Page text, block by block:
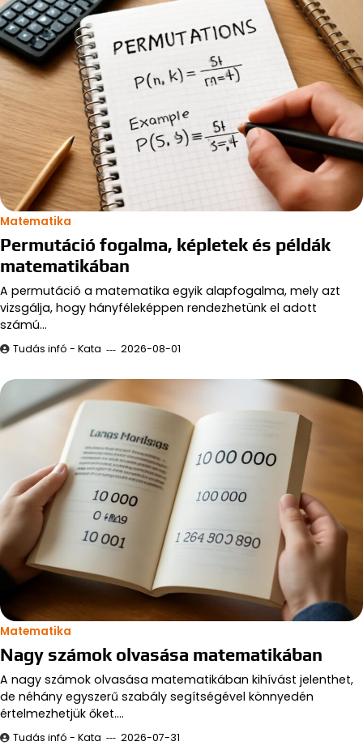
Matematika
Permutáció fogalma, képletek és példák
matematikában
A permutáció a matematika egyik alapfogalma, mely azt
vizsgálja, hogy hányféleképpen rendezhetünk el adott
számú…
Tudás infó - Kata 2026-08-01
Matematika
Nagy számok olvasása matematikában
A nagy számok olvasása matematikában kihívást jelenthet,
de néhány egyszerű szabály segítségével könnyedén
értelmezhetjük őket.…
Tudás infó - Kata 2026-07-31